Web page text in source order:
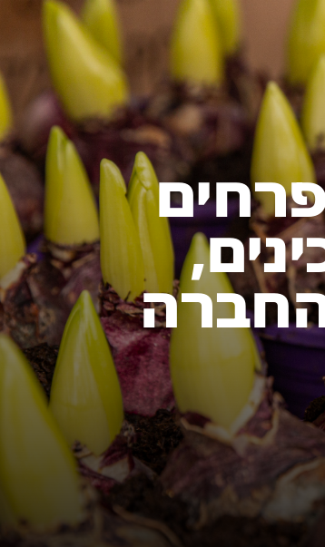
החברה